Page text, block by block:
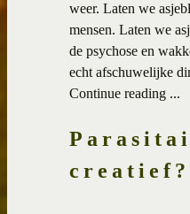
weer. Laten we
mensen. Laten we
de psychose en
echt afschuwelijke
Continue reading ...
creatief?